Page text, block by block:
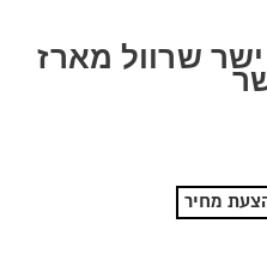
ישר שרוול מארז
מחיר